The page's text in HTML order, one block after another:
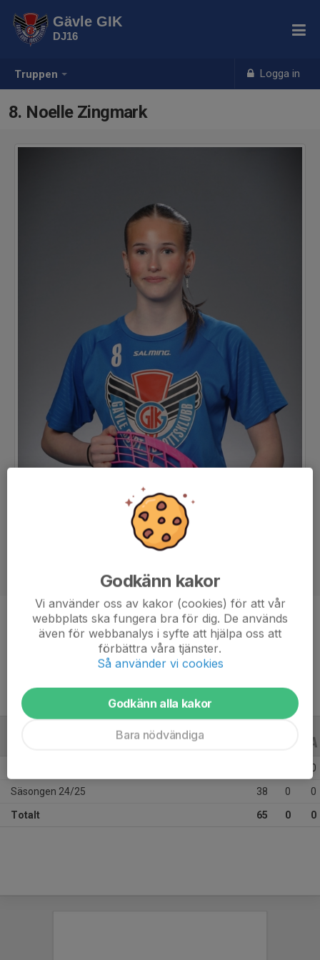
Truppen Logga in
Gävle GIK
DJ16
8. Noelle Zingmark
Position
-
15 år
ALLA ÅR
0
Säsongen 24/25 38 0 0
Totalt 65 0 0
Godkänn kakor
Vi använder oss av kakor (cookies) för att vår
webbplats ska fungera bra för dig. De används
även för webbanalys i syfte att hjälpa oss att
förbättra våra tjänster.
Så använder vi cookies
Godkänn alla kakor
Bara nödvändiga